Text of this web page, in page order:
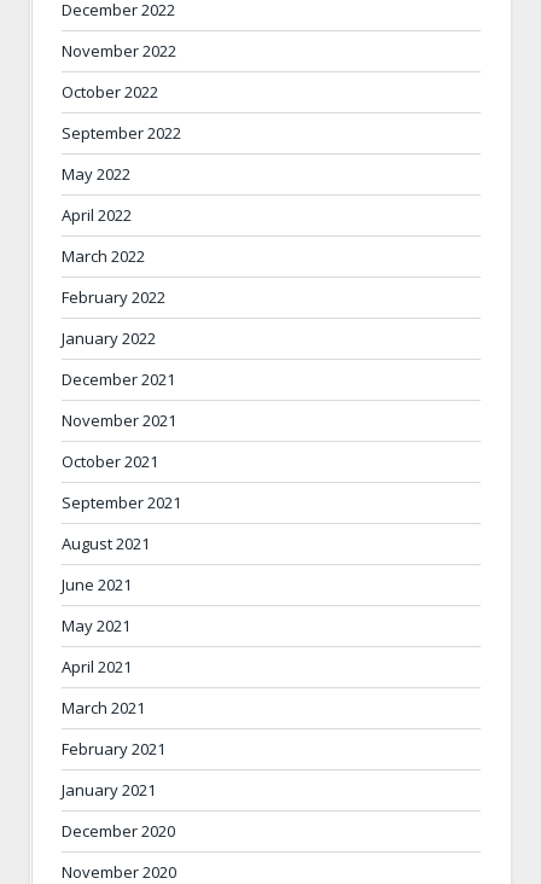
December 2022
November 2022
October 2022
September 2022
May 2022
April 2022
March 2022
February 2022
January 2022
December 2021
November 2021
October 2021
September 2021
August 2021
June 2021
May 2021
April 2021
March 2021
February 2021
January 2021
December 2020
November 2020